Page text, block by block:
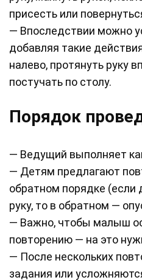
присесть или
— Впоследствии можно
добавляя такие
налево, протянуть руку
постучать по столу.
Порядок
— Ведущий выполняет
— Детям предлагают
обратном порядке (если
руку, то в обратном —
— Важно, чтобы малыш
повторению — на это
— После нескольких
задания или